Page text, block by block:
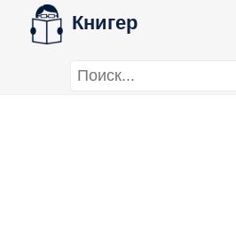
Книгер